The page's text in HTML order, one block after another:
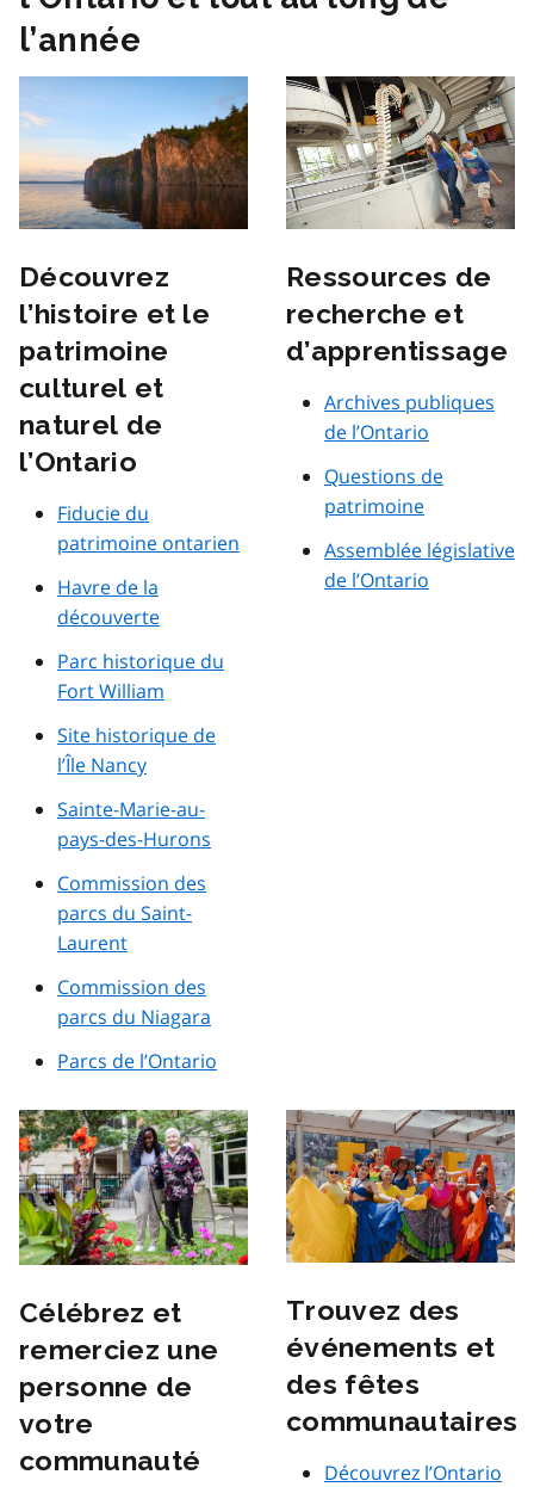
l’année
Découvrez
l’histoire et le
patrimoine
culturel et
naturel de
l’Ontario
Fiducie du
patrimoine ontarien
Havre de la
découverte
Parc historique du
Fort William
Site historique de
l’Île Nancy
Sainte-Marie-au-
pays-des-Hurons
Commission des
parcs du Saint-
Laurent
Commission des
parcs du Niagara
Parcs de l’Ontario
Ressources de
recherche et
d’apprentissage
Archives publiques
de l’Ontario
Questions de
patrimoine
Assemblée législative
de l’Ontario
Célébrez et
remerciez une
personne de
votre
communauté
Trouvez des
événements et
des fêtes
communautaires
Découvrez l’Ontario